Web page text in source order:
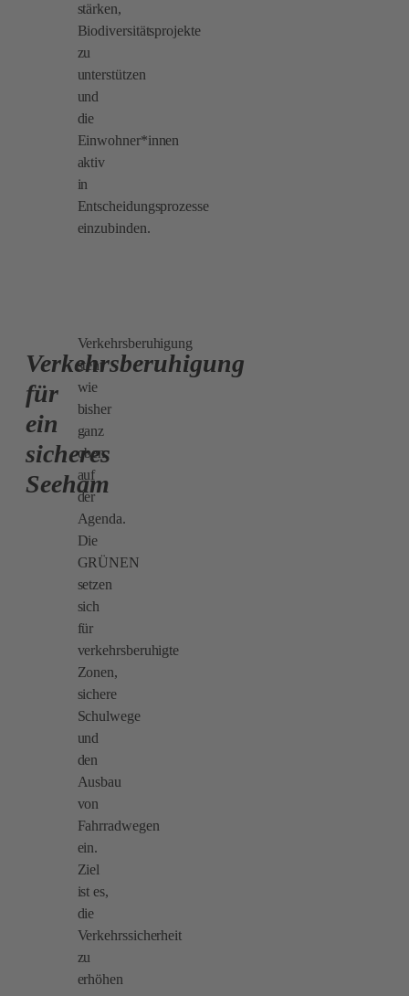
stärken,
Biodiversitätsprojekte
zu
unterstützen
und
die
Einwohner*innen
aktiv
in
Entscheidungsprozesse
einzubinden.
Verkehrsberuhigung
für
ein
sicheres
Seeham
Verkehrsberuhigung
steht
wie
bisher
ganz
oben
auf
der
Agenda.
Die
GRÜNEN
setzen
sich
für
verkehrsberuhigte
Zonen,
sichere
Schulwege
und
den
Ausbau
von
Fahrradwegen
ein.
Ziel
ist es,
die
Verkehrssicherheit
zu
erhöhen